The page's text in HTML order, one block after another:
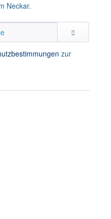
Neckar.
zur